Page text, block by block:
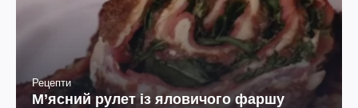
Рецепти
М’ясний рулет із яловичого фаршу